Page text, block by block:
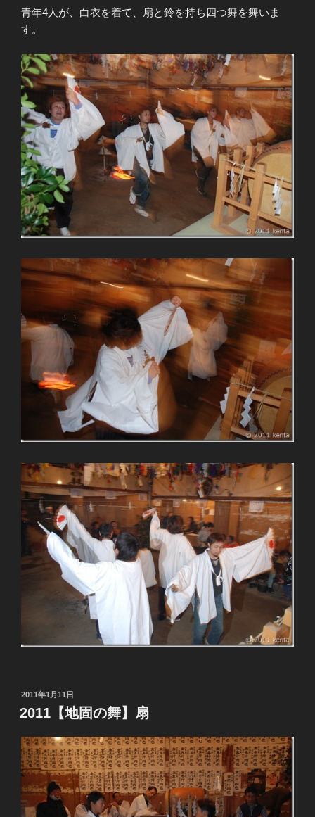
青年4人が、白衣を着て、扇と鈴を持ち四つ舞を舞いま
す。
投
稿
日:
2011年1月11日
2011【地固の舞】扇